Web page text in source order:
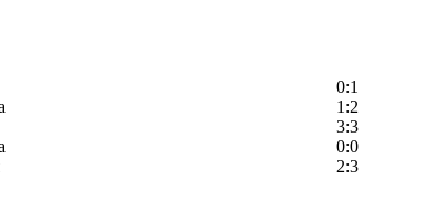
0:1
1:2
3:3
0:0
2:3